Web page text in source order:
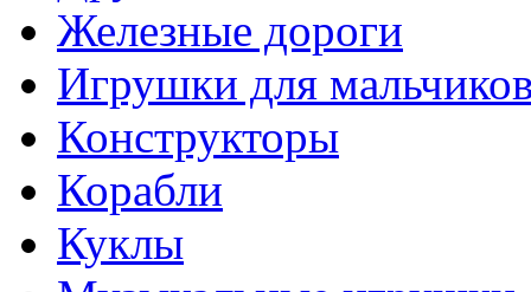
Железные дороги
Игрушки для
Конструкторы
Корабли
Куклы